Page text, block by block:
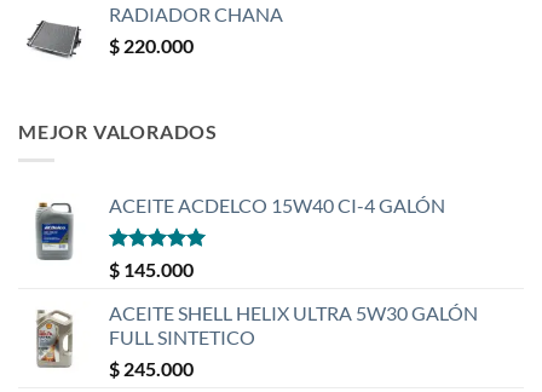
RADIADOR CHANA
$ 220.000
MEJOR VALORADOS
ACEITE ACDELCO 15W40 CI-4 GALÓN
Valorado
con
$ 145.000
ACEITE SHELL HELIX ULTRA 5W30 GALÓN
FULL SINTETICO
$ 245.000